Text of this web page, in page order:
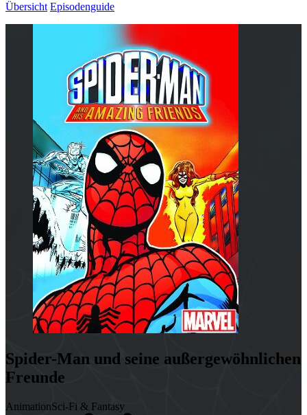
Übersicht Episodenguide
Spider-Man und seine außergewöhnlichen
Freunde
AnimationSci-Fi & Fantasy